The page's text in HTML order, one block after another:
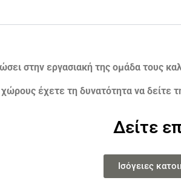
στην εργασιακή της ομάδα τους
έχετε τη δυνατότητα να
Δείτε
Ισόγειες